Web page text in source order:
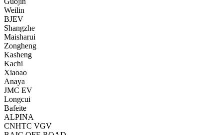
Weilin
BJEV
Shangzhe
Maisharui
Zongheng
Kasheng
Kachi
Xiaoao
Anaya
JMC EV
Longcui
Bafeite
ALPINA
CNHTC VGV